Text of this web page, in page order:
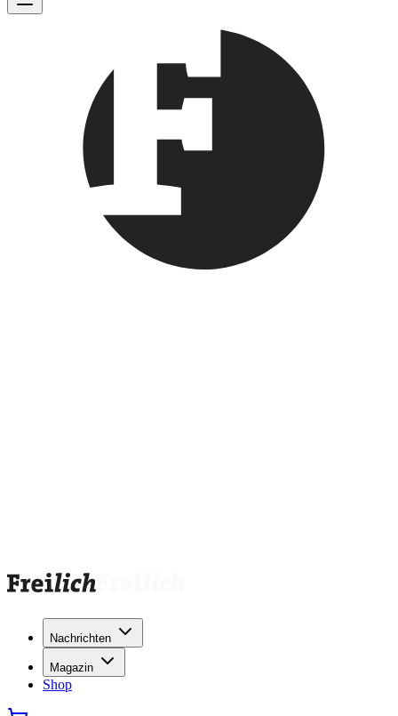
Nachrichten
Magazin
Shop